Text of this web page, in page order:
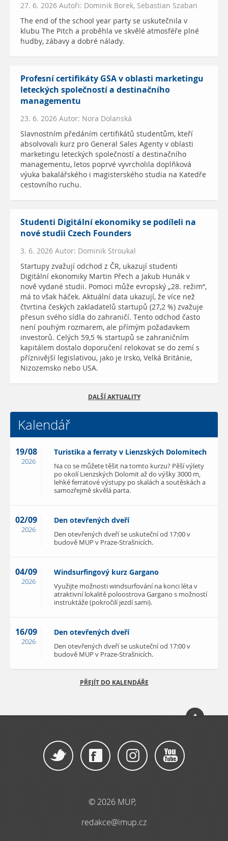
27. 6. 2026 Autoři: Dominik Borek, Sebastian Szaban
The end of the school year party se uskutečnila v
klubu The Pitch a proběhla ve skvělé atmosféře plné
hudby, zábavy a dobré nálady.
Profesní certifikáty GSA v oblasti marketingu
leteckých společností a destinačního
managementu
23. 6. 2026 Autor: Nora Dolanská
Slavnostním předáním certifikátů studentům, kteří
absolvovali kurz pro General Sales Agenty v oblasti
marketingu leteckých společností a destinačního
managementu, letos poprvé vyvrcholila doplňková
výuka bakalářského i magisterského studia na Katedře
cestovního ruchu.
Studenti Digitální ekonomiky se podíleli na
nové studii Czech Founders
3. 6. 2026 Autor: Dominik Stroukal
Startupy zvažují odchod z ČR, ukazují studenti
Digitální ekonomiky Martin Přech a Jakub Hunák v
nově vydané studii. Pomoci může evropský „28. režim“,
má to však háček. Aktuální data ukazují, že více než
čtvrtina českých zakladatelů startupů (27,2 %) zvažuje
přesun svého sídla do zahraničí. Tento odchod často
není pouhým rozmarem, ale přímým požadavkem
investorů. Celých 59,5 % startupů se zahraničním
kapitálem dostalo doporučení relokovat se do zemí s
příznivější legislativou, jako je Irsko, Velká Británie,
Nizozemsko nebo USA.
DALŠÍ AKTUALITY
Kalendář
19/08
2026
Turistika a ferraty v Lienzských Dolomitech
Na co se můžete těšit na tomto kurzu? Pěší výlety
po okolí Lienzských Dolomit až do výšky 3000 m,
lehké ferratové výstupy po skalách a soutěskách a
samozřejmě skvělá parta.
02/09
2026
Den otevřených dveří
Den otevřených dveří se uskuteční od 17:00 v
budově MUP v Praze-Strašnicích.
04/09
2026
Windsurfingový kurz Gargano
Využijte možnosti windsurfování na konci léta v
atraktivní lokalitě poloostrova Gargano s možností
instruktáže (pokročilí jezdí sami).
16/09
2026
Den otevřených dveří
Den otevřených dveří se uskuteční od 17:00 v
budově MUP v Praze-Strašnicích.
PŘEJÍT DO KALENDÁŘE
© 2026 MUP,
redakce@imup.cz